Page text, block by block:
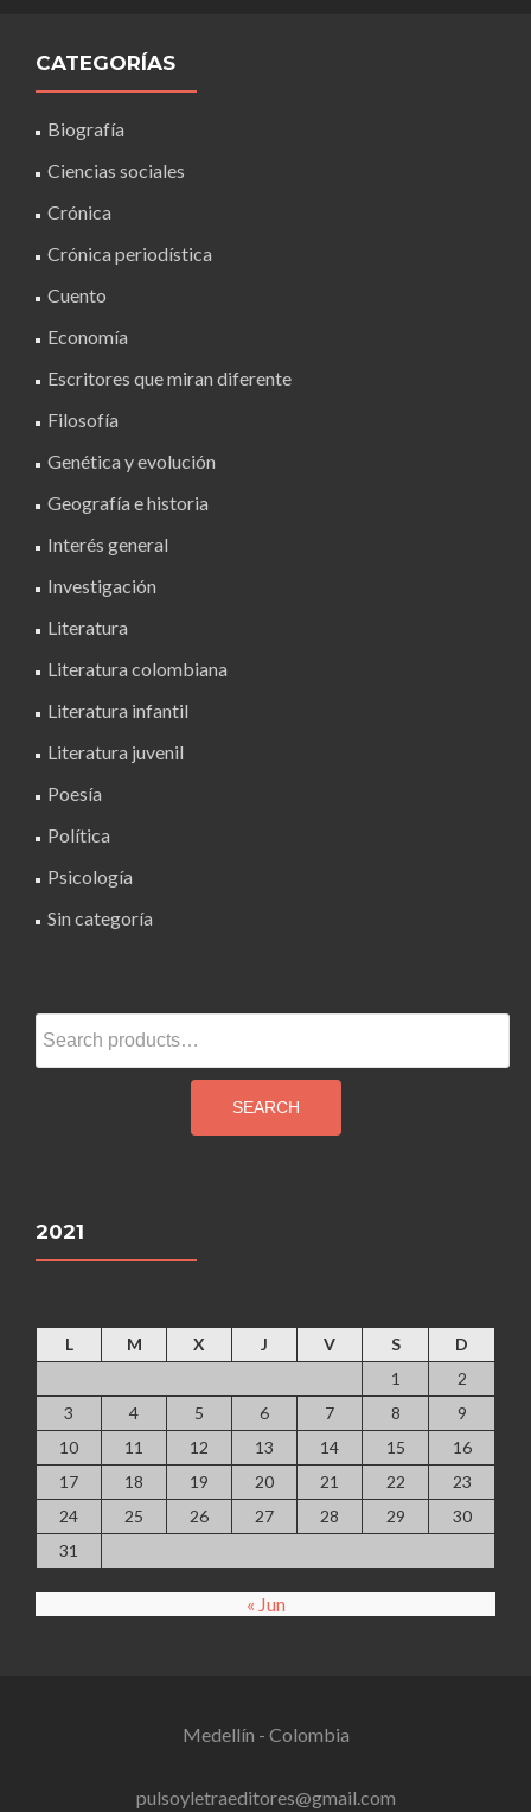
CATEGORÍAS
Biografía
Ciencias sociales
Crónica
Crónica periodística
Cuento
Economía
Escritores que miran diferente
Filosofía
Genética y evolución
Geografía e historia
Interés general
Investigación
Literatura
Literatura colombiana
Literatura infantil
Literatura juvenil
Poesía
Política
Psicología
Sin categoría
Search
for:
SEARCH
2021
L M X J V S
D
1
2
3
4 5 6 7 8
9
10
11 12 13 14 15
16
17
18 19 20 21 22
23
24
25 26 27 28 29
30
31
« Jun
Medellín - Colombia
pulsoyletraeditores@gmail.com